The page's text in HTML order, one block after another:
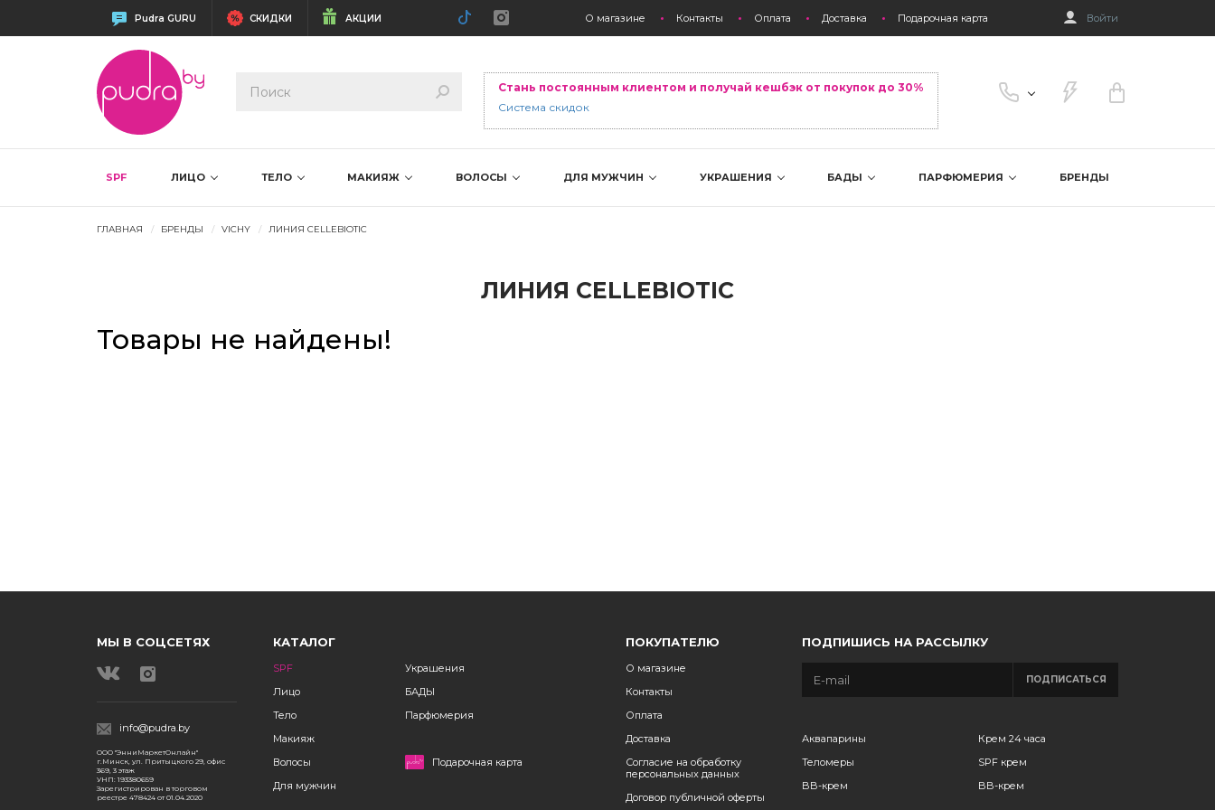
Pudra GURU СКИДКИ АКЦИИ О магазине Контакты Оплата Доставка Подарочная карта Войти
Стань постоянным клиентом и получай кешбэк от покупок до 30%
Система скидок
SPF ЛИЦО ТЕЛО МАКИЯЖ ВОЛОСЫ ДЛЯ МУЖЧИН УКРАШЕНИЯ БАДЫ ПАРФЮМЕРИЯ БРЕНДЫ
ГЛАВНАЯ БРЕНДЫ VICHY ЛИНИЯ CELLEBIOTIC
ЛИНИЯ CELLEBIOTIC
Товары не найдены!
МЫ В СОЦСЕТЯХ
info@pudra.by
ООО "ЭнниМаркетОнлайн"
г.Минск, ул. Притыцкого 29, офис
369, 3 этаж
УНП: 193380659
Зарегистрирован в торговом
реестре 478424 от 01.04.2020
КАТАЛОГ
SPF
Лицо
Тело
Макияж
Волосы
Для мужчин
Украшения
БАДЫ
Парфюмерия
Подарочная карта
ПОКУПАТЕЛЮ
О магазине
Контакты
Оплата
Доставка
Согласие на обработку
персональных данных
Договор публичной оферты
ПОДПИШИСЬ НА РАССЫЛКУ
ПОДПИСАТЬСЯ
Аквапарины
Теломеры
BB-крем
Крем 24 часа
SPF крем
BB-крем